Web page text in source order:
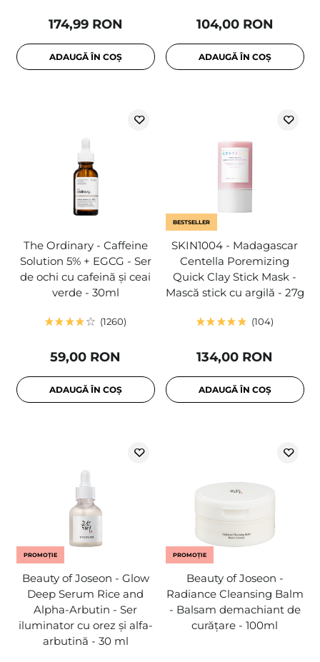
174,99 RON
ADAUGĂ ÎN COȘ
104,00 RON
ADAUGĂ ÎN COȘ
The Ordinary - Caffeine
Solution 5% + EGCG - Ser
de ochi cu cafeină și ceai
verde - 30ml
1260
59,00 RON
ADAUGĂ ÎN COȘ
BESTSELLER
SKIN1004 - Madagascar
Centella Poremizing
Quick Clay Stick Mask -
Mască stick cu argilă - 27g
104
134,00 RON
ADAUGĂ ÎN COȘ
PROMOȚIE
Beauty of Joseon - Glow
Deep Serum Rice and
Alpha-Arbutin - Ser
iluminator cu orez și alfa-
arbutină - 30 ml
PROMOȚIE
Beauty of Joseon -
Radiance Cleansing Balm
- Balsam demachiant de
curățare - 100ml